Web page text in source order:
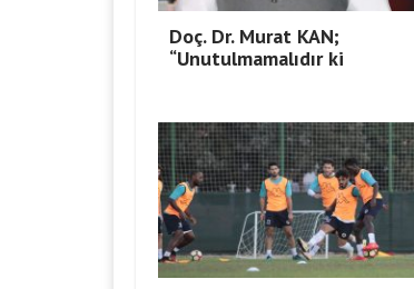
Doç. Dr. Murat KAN;
“Unutulmamalıdır ki